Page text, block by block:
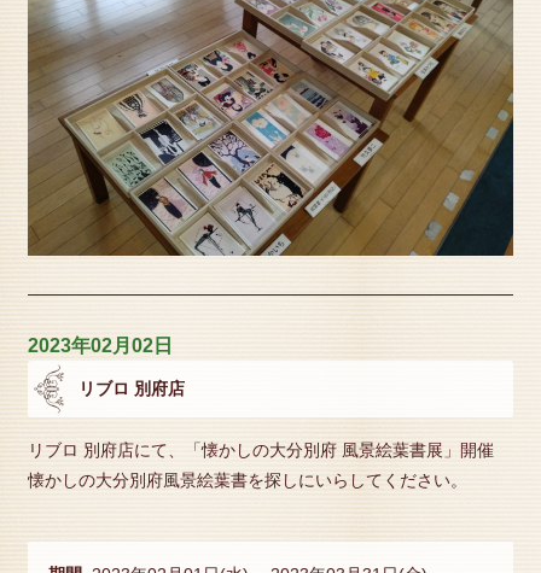
2023年02月02日
リブロ 別府店
リブロ 別府店にて、「懐かしの大分別府 風景絵葉書展」開催
懐かしの大分別府風景絵葉書を探しにいらしてください。